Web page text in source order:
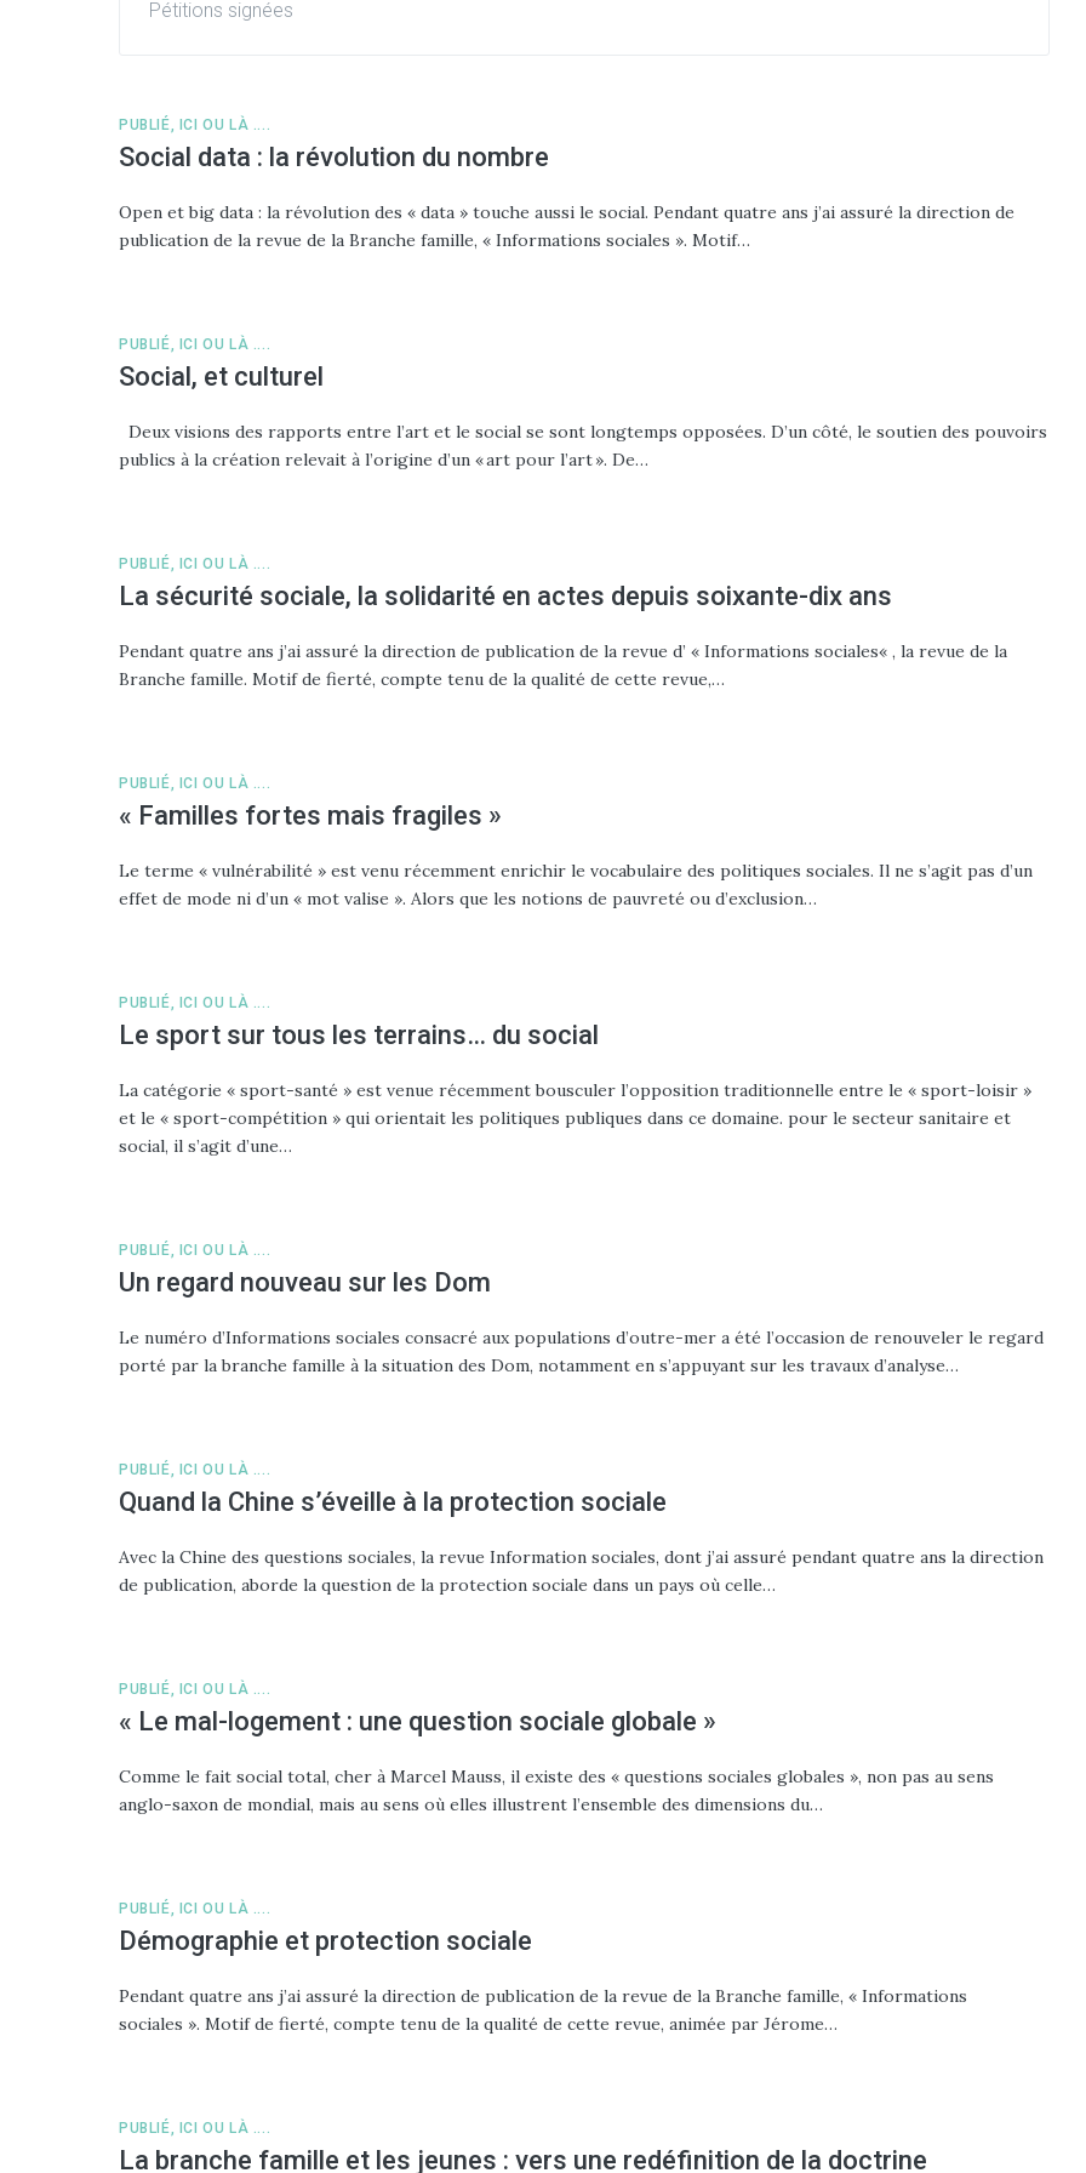
Pétitions signées
PUBLIÉ, ICI OU LÀ ....
Social data : la révolution du nombre
Open et big data : la révolution des « data » touche aussi le social. Pendant quatre ans j’ai assuré la direction de
publication de la revue de la Branche famille, « Informations sociales ». Motif…
PUBLIÉ, ICI OU LÀ ....
Social, et culturel
Deux visions des rapports entre l’art et le social se sont longtemps opposées. D’un côté, le soutien des pouvoirs
publics à la création relevait à l’origine d’un « art pour l’art ». De…
PUBLIÉ, ICI OU LÀ ....
La sécurité sociale, la solidarité en actes depuis soixante-dix ans
Pendant quatre ans j’ai assuré la direction de publication de la revue d’ « Informations sociales« , la revue de la
Branche famille. Motif de fierté, compte tenu de la qualité de cette revue,…
PUBLIÉ, ICI OU LÀ ....
« Familles fortes mais fragiles »
Le terme « vulnérabilité » est venu récemment enrichir le vocabulaire des politiques sociales. Il ne s’agit pas d’un
effet de mode ni d’un « mot valise ». Alors que les notions de pauvreté ou d’exclusion…
PUBLIÉ, ICI OU LÀ ....
Le sport sur tous les terrains… du social
La catégorie « sport-santé » est venue récemment bousculer l’opposition traditionnelle entre le « sport-loisir »
et le « sport-compétition » qui orientait les politiques publiques dans ce domaine. pour le secteur sanitaire et
social, il s’agit d’une…
PUBLIÉ, ICI OU LÀ ....
Un regard nouveau sur les Dom
Le numéro d’Informations sociales consacré aux populations d’outre-mer a été l’occasion de renouveler le regard
porté par la branche famille à la situation des Dom, notamment en s’appuyant sur les travaux d’analyse…
PUBLIÉ, ICI OU LÀ ....
Quand la Chine s’éveille à la protection sociale
Avec la Chine des questions sociales, la revue Information sociales, dont j’ai assuré pendant quatre ans la direction
de publication, aborde la question de la protection sociale dans un pays où celle…
PUBLIÉ, ICI OU LÀ ....
« Le mal-logement : une question sociale globale »
Comme le fait social total, cher à Marcel Mauss, il existe des « questions sociales globales », non pas au sens
anglo-saxon de mondial, mais au sens où elles illustrent l’ensemble des dimensions du…
PUBLIÉ, ICI OU LÀ ....
Démographie et protection sociale
Pendant quatre ans j’ai assuré la direction de publication de la revue de la Branche famille, « Informations
sociales ». Motif de fierté, compte tenu de la qualité de cette revue, animée par Jérome…
PUBLIÉ, ICI OU LÀ ....
La branche famille et les jeunes : vers une redéfinition de la doctrine